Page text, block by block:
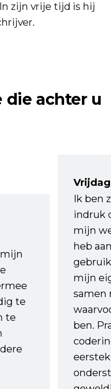
zijn vrije tijd is hij
die achter u
te
te
Ik ben
indruk
mijn
heb
mijn
samen
ben.